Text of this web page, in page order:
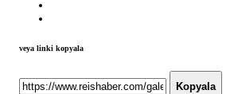
veya linki kopyala
Kopyala